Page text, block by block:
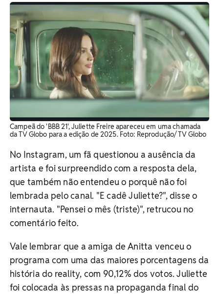
Campeã do 'BBB 21', Juliette Freire apareceu em uma chamada
da TV Globo para a edição de 2025. Foto: Reprodução/ TV Globo
No Instagram, um fã questionou a ausência da
artista e foi surpreendido com a resposta dela,
que também não entendeu o porquê não foi
lembrada pelo canal. "E cadê Juliette?", disse o
internauta. "Pensei o mês (triste)", retrucou no
comentário feito.
Vale lembrar que a amiga de Anitta venceu o
programa com uma das maiores porcentagens da
história do reality, com 90,12% dos votos. Juliette
foi colocada às pressas na propaganda final do